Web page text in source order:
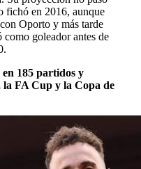
fichó en 2016, aunque
Oporto y más tarde
goleador antes de
en 185 partidos y
la FA Cup y la Copa de